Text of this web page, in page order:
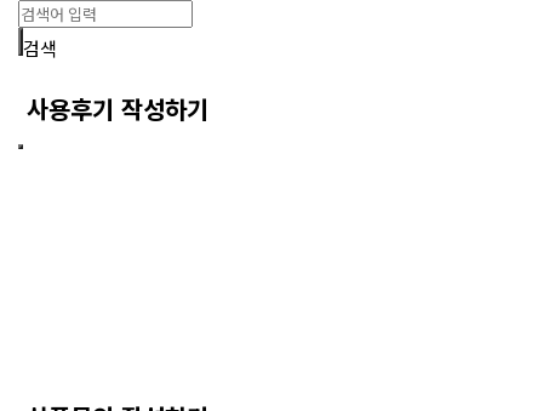
검색
사용후기 작성하기